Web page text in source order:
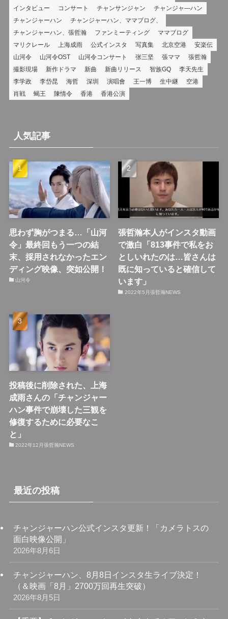
インタビュー
コンサート チャンサンジャン
チャンジャ―ハン
チャンジャーハン
チャンジャーハン、ママブログ、
チャンジャーハン、張哲瀚
ファンミーティング
ママブログ
マリクレール
上海成雨 公式インスタ 写真集 北京空港
安楽伝
山河令
山河令OST 山河令コンサート 张三坚 張ママ
張哲瀚
撮影現場
新作ドラマ 新曲 新曲リリース 智族GQ
李天先生
李学政
李岱昆 海哲 深圳 演唱會 王一博 生中継
空港
肖戦
蝎王 陳情令 香港 香港公演
人気記事
思わず胸がつまる…「山河
令」最終回もう一つの結
末、採用されなかったエン
ディング映像、突如公開！
山河令
張哲瀚本人がインスタ動画
で激白「813事件で私をお
としいれたのは…皆さんは
既に知っていると確信して
います」
2022年5月張哲瀚NEWS
投稿後に削除された、上海
成雨さんの「チャンジャー
ハン事件で崩壊した三観を
修復するために必要なこ
と」
2022年12月張哲瀚NEWS
最近の投稿
チャンジャーハン公式インスタ更新！「カメラトスの
面白映像公開」
2026年8月6日
チャンジャーハン、8月8日インスタ生ライブ決定！
（＆映画「8月」2700万回再生突破）
2026年8月5日